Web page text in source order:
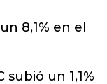
8,1% en el
un 1,1%